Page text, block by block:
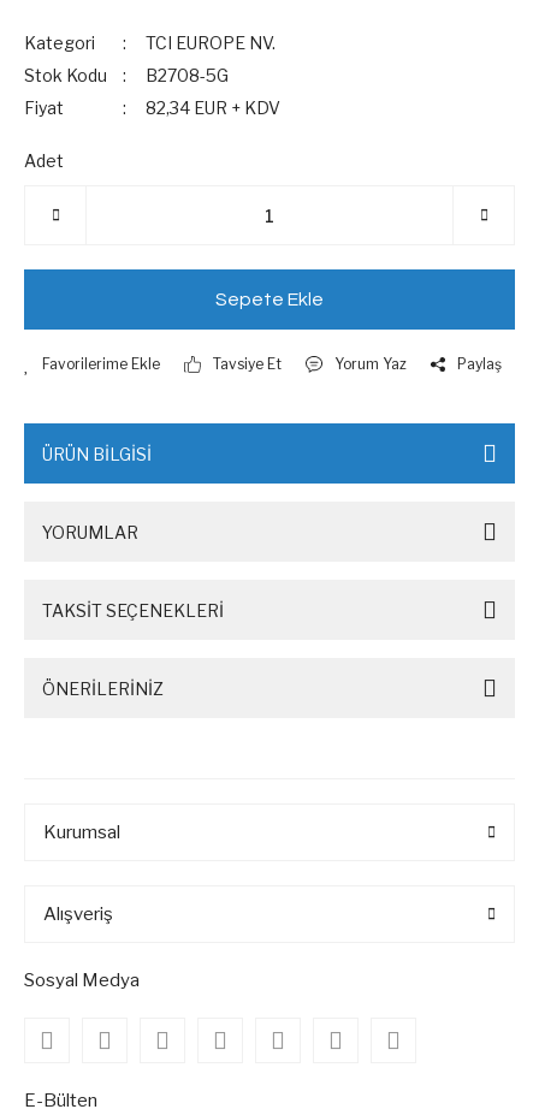
Kategori
TCI EUROPE NV.
Stok Kodu
B2708-5G
Fiyat
82,34 EUR + KDV
Adet
Sepete Ekle
Tavsiye Et Yorum Yaz Paylaş
ÜRÜN BİLGİSİ
YORUMLAR
TAKSİT SEÇENEKLERİ
ÖNERİLERİNİZ
Kurumsal
Alışveriş
Sosyal Medya
E-Bülten